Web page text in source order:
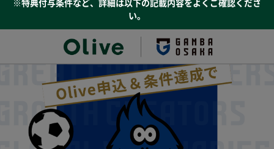
※特典付与条件など、詳細は以下の記載内容をよくご確認くださ
い。